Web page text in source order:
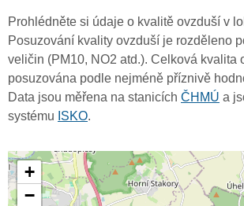
Prohlédněte si údaje o kvalitě ovzduší v
Posuzování kvality ovzduší je rozděleno
veličin (PM10, NO2 atd.). Celková kvalita
posuzována podle nejméně příznivě
Data jsou měřena na stanicích ČHMÚ a
systému ISKO.
+
−